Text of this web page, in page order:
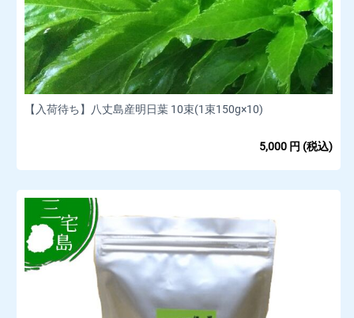
【入荷待ち】八丈島産明日葉 10束(1束150g×10)
5,000 円 (税込)